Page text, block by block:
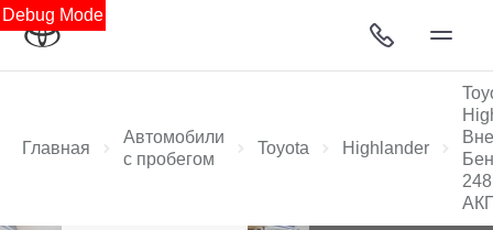
Debug Mode
Главная
Автомобили
с пробегом
Toyota Highlander